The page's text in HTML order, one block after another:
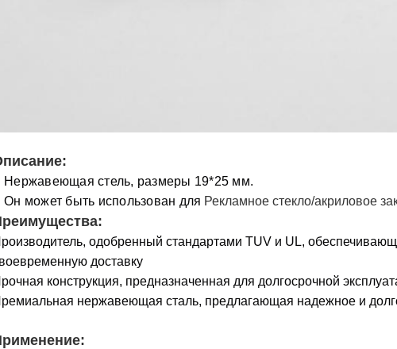
Нержавеющая стель, размеры 19*25 мм.
Он может быть использован для Рекламное стекло/акриловое
одобренный стандартами TUV и UL,
доставку
конструкция, предназначенная для долгосрочной
нержавеющая сталь, предлагающая надежное и
: